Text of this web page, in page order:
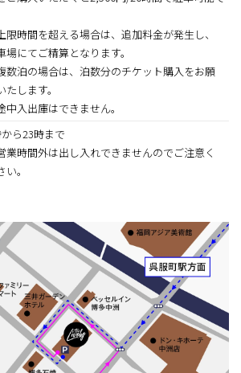
限時間を超える場合は、追加料金が発生し、
場にてご精算となります。
数泊の場合は、泊数分のチケット購入をお願
たします。
中入出庫はできません。
ら23時まで
業時間外は出し入れできませんのでご注意く
い。